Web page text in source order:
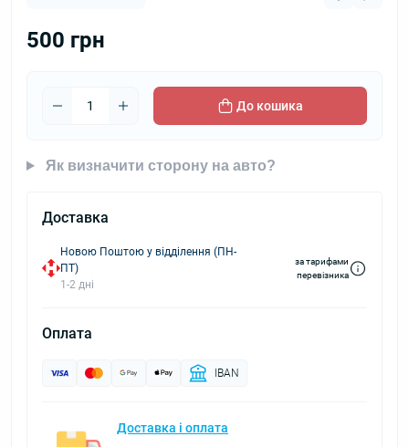
500 грн
До кошика
Як визначити сторону на авто?
Доставка
Новою Поштою у відділення (ПН-
ПТ)
1-2 дні
за тарифами
перевізника
Оплата
IBAN
Доставка і оплата